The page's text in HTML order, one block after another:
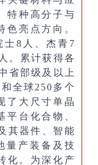
特种高分子与
色亮点方向。
士8人、杰青7
。累计获得各
省部级及以上
全球250多个
了大尺寸单晶
平台化合物、
其器件、智能
量产装备及技
化。为深化产